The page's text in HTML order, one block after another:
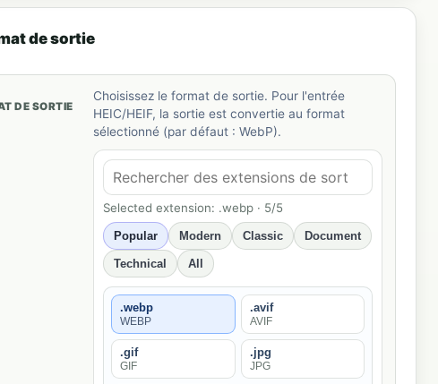
de sortie
DE SORTIE
Choisissez le format de sortie. Pour l'entrée
HEIC/HEIF, la sortie est convertie au format
sélectionné (par défaut : WebP).
Selected extension: .webp · 5/5
Popular Modern Classic Document
Technical All
.webp
WEBP
.avif
AVIF
.gif
GIF
.jpg
JPG